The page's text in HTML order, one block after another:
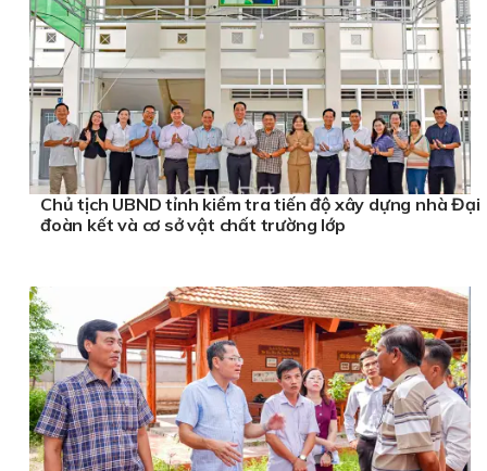
Chủ tịch UBND tỉnh kiểm tra tiến độ xây dựng nhà Đại
đoàn kết và cơ sở vật chất trường lớp